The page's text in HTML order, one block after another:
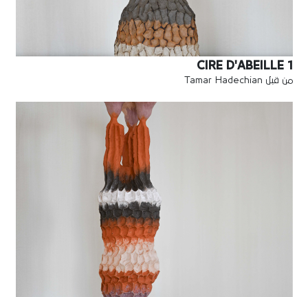
CIRE D'ABEILLE 1
من قبل Tamar Hadechian